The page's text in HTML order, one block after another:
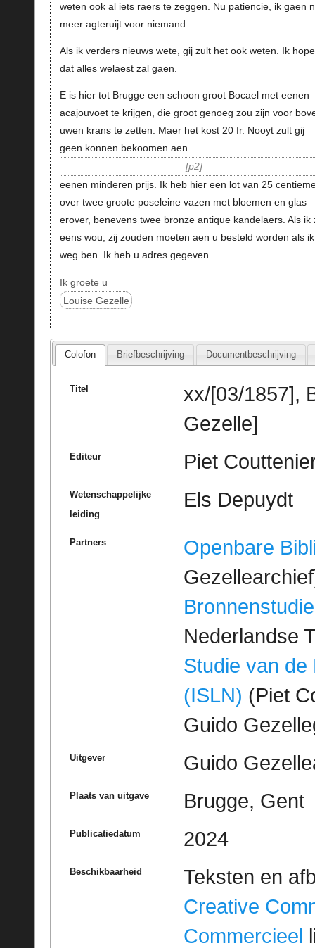
weten ook al iets raers te zeggen. Nu patiencie, ik gaen
meer agteruijt voor niemand.
Als ik verders nieuws wete, gij zult het ook weten. Ik hope
dat alles welaest zal gaen.
E is hier tot Brugge een schoon groot Bocael met eenen
acajouvoet te krijgen, die groot genoeg zou zijn voor
uwen krans te zetten. Maer het kost 20 fr. Nooyt zult gij
geen konnen bekoomen aen
p2
eenen minderen prijs. Ik heb hier een lot van 25
over twee groote poseleine vazen met bloemen en glas
erover, benevens twee bronze antique kandelaers. Als ik
eens wou, zij zouden moeten aen u besteld worden als ik
weg ben. Ik heb u adres gegeven.
Ik groete u
Louise Gezelle
Colofon Briefbeschrijving Documentbeschrijving
Titel
xx/[03/1857],
Gezelle]
Editeur Piet
Wetenschappelijke
leiding
Els Depuydt
Partners
Openbare
Bronnenstudie
Nederlandse
Studie van de
(ISLN) (Piet
Guido
Uitgever Guido
Plaats van uitgave Brugge, Gent
Publicatiedatum 2024
Beschikbaarheid
Teksten en
Creative
Commercieel